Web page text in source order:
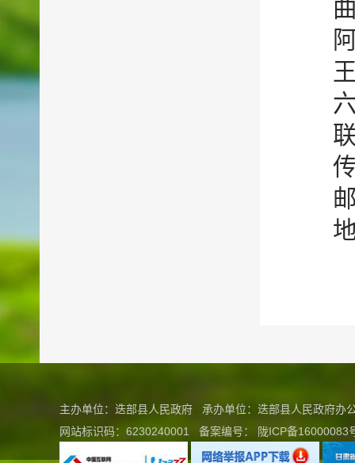
主办单位：迭部县人民政府 承办单位：迭部县人民政府
网站标识码：6230240001
备案编号： 陇ICP备16000083